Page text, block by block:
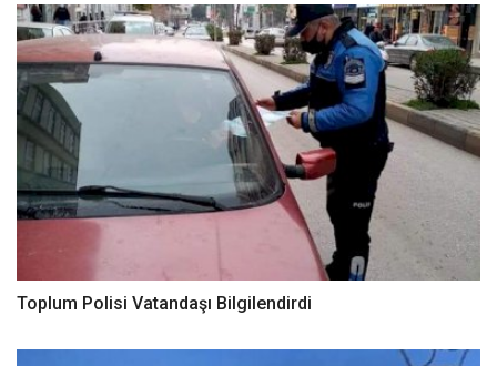
Toplum Polisi Vatandaşı Bilgilendirdi